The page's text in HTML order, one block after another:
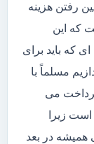
رفتن هزینه
که این
که باید برای
مسلماً با
می
زیرا
همیشه در بعد